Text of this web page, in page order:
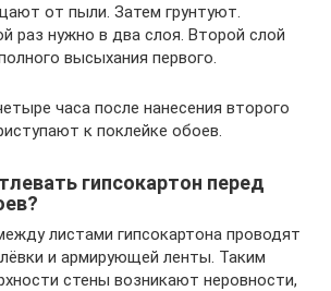
от пыли. Затем грунтуют.
раз нужно в два слоя. Второй слой
высыхания первого.
часа после нанесения второго
к поклейке обоев.
гипсокартон перед
листами гипсокартона проводят
и армирующей ленты. Таким
стены возникают неровности,